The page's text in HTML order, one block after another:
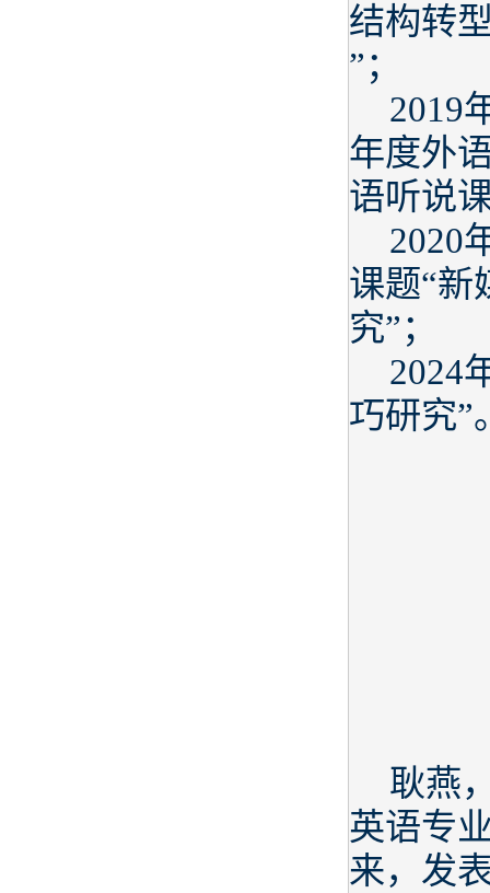
结构转
”；
2019
年度外
语听说
2020
课题“新
究”；
2024
巧研究”
耿燕
英语专
来，发